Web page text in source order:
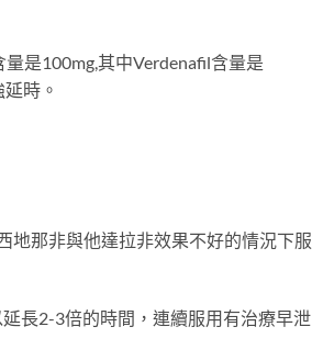
是100mg,其中Verdenafil含量是
時。
地那非與他達拉非效果不好的情況下服
長2-3倍的時間，連續服用有治療早泄